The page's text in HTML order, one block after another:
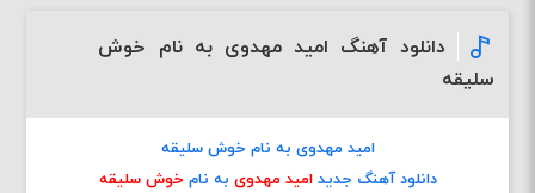
دانلود آهنگ امید مهدوی به نام خوش
سلیقه
امید مهدوی به نام خوش سلیقه
دانلود آهنگ جدید امید مهدوی به نام خوش سلیقه